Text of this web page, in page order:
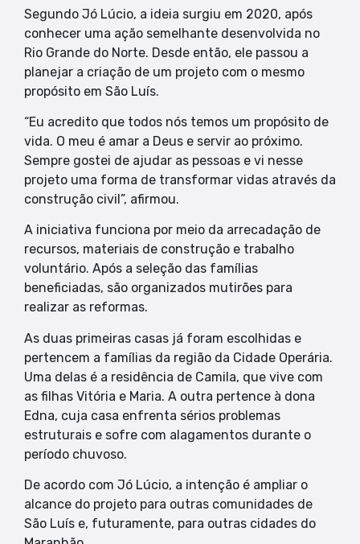
Segundo Jó Lúcio, a ideia surgiu em 2020, após
conhecer uma ação semelhante desenvolvida no
Rio Grande do Norte. Desde então, ele passou a
planejar a criação de um projeto com o mesmo
propósito em São Luís.
“Eu acredito que todos nós temos um propósito de
vida. O meu é amar a Deus e servir ao próximo.
Sempre gostei de ajudar as pessoas e vi nesse
projeto uma forma de transformar vidas através da
construção civil”, afirmou.
A iniciativa funciona por meio da arrecadação de
recursos, materiais de construção e trabalho
voluntário. Após a seleção das famílias
beneficiadas, são organizados mutirões para
realizar as reformas.
As duas primeiras casas já foram escolhidas e
pertencem a famílias da região da Cidade Operária.
Uma delas é a residência de Camila, que vive com
as filhas Vitória e Maria. A outra pertence à dona
Edna, cuja casa enfrenta sérios problemas
estruturais e sofre com alagamentos durante o
período chuvoso.
De acordo com Jó Lúcio, a intenção é ampliar o
alcance do projeto para outras comunidades de
São Luís e, futuramente, para outras cidades do